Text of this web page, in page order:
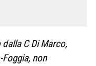
C Di Marco,
non